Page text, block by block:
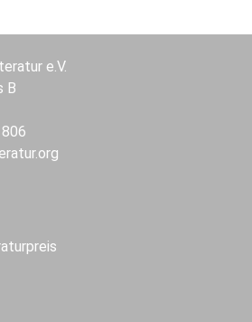
e.V.
B